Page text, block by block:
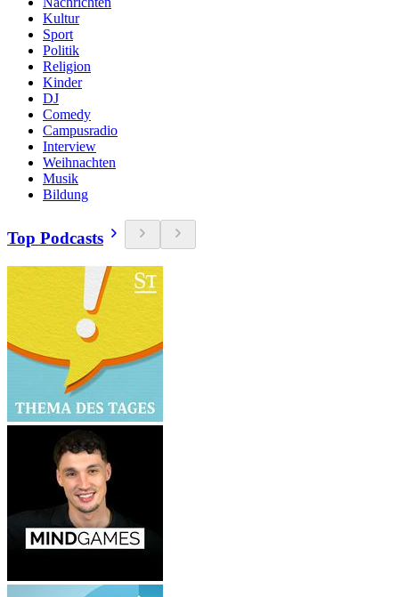
Kultur
Sport
Politik
Religion
Kinder
DJ
Comedy
Campusradio
Interview
Weihnachten
Musik
Bildung
Top Podcasts